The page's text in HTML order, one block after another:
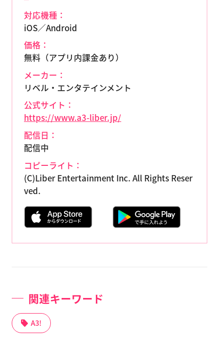
対応機種：
iOS／Android
価格：
無料（アプリ内課金あり）
メーカー：
リベル・エンタテインメント
公式サイト：
https://www.a3-liber.jp/
配信日：
配信中
コピーライト：
(C)Liber Entertainment Inc. All Rights Reser
ved.
関連キーワード
A3!